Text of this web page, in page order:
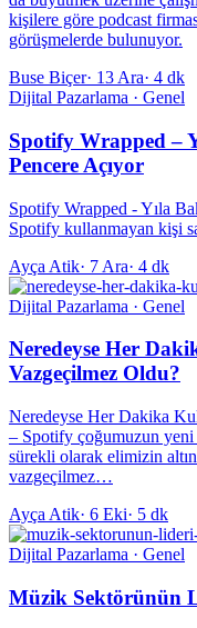
kişilere göre podcast
görüşmelerde bulunuyor.
Buse Biçer· 13 Ara· 4 dk
Dijital Pazarlama · Genel
Spotify Wrapped –
Pencere Açıyor
Spotify Wrapped - Yıla
Spotify kullanmayan kişi
Ayça Atik· 7 Ara· 4 dk
Dijital Pazarlama · Genel
Neredeyse Her
Vazgeçilmez Oldu?
Neredeyse Her Dakika
– Spotify çoğumuzun
sürekli olarak elimizin
vazgeçilmez…
Ayça Atik· 6 Eki· 5 dk
Dijital Pazarlama · Genel
Müzik Sektörünün